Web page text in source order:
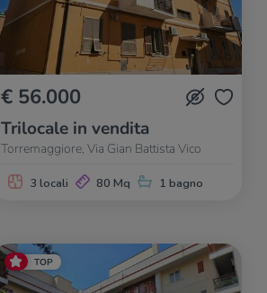
€ 56.000
Trilocale in vendita
Torremaggiore, Via Gian Battista Vico
3 locali 80 Mq 1 bagno
TOP